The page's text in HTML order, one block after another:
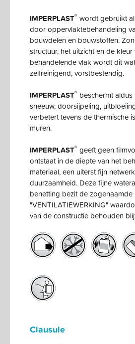
IMPERPLAST® wordt gebruikt
door oppervlaktebehandeling
bouwdelen en bouwstoffen.
structuur, het uitzicht en de kleur
behandelende vlak wordt dit
zelfreinigend, vorstbestendig.
IMPERPLAST® beschermt
sneeuw, doorsijpeling,
verbetert tevens de thermische
muren.
IMPERPLAST® geeft geen
ontstaat in de diepte van het
materiaal, een uiterst fijn
duurzaamheid. Deze fijne
benetting bezit de zogenaamde
"VENTILATIEWERKING"
van de constructie behouden
Clausule